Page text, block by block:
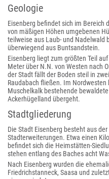
Geologie
Eisenberg befindet sich im Bereich
von mäßigen Höhen umgebenen
teilweise aus Laub- und Nadelwald
überwiegend aus Buntsandstein.
Eisenberg liegt zum größten Teil
Meter über N.N. von Westen nach
der Stadt fällt der Boden steil in
Raudabach fließen. Im
Muschelkalk bestehende
Ackerhügelland übergeht.
Stadtgliederung
Die Stadt Eisenberg besteht aus
Stadterweiterungen. Etwa einen
befindet sich die Heimstätten-
stehen entlang des Baches acht
Nach Eisenberg wurden die
Friedrichstanneck, Saasa und